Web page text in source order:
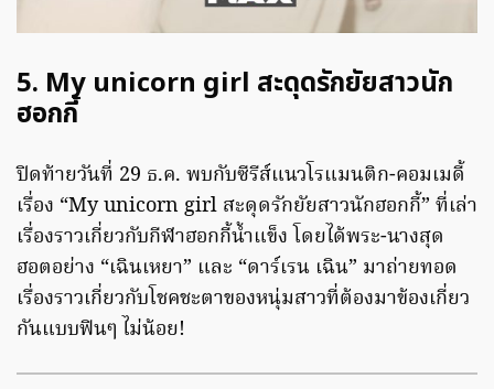
5. My unicorn girl สะดุดรักยัยสาวนัก
ฮอกกี้
ปิดท้ายวันที่ 29 ธ.ค. พบกับซีรีส์แนวโรแมนติก-คอมเมดี้
เรื่อง “My unicorn girl สะดุดรักยัยสาวนักฮอกกี้” ที่เล่า
เรื่องราวเกี่ยวกับกีฬาฮอกกี้น้ำแข็ง โดยได้พระ-นางสุด
ฮอตอย่าง “เฉินเหยา” และ “ดาร์เรน เฉิน” มาถ่ายทอด
เรื่องราวเกี่ยวกับโชคชะตาของหนุ่มสาวที่ต้องมาข้องเกี่ยว
กันแบบฟินๆ ไม่น้อย!